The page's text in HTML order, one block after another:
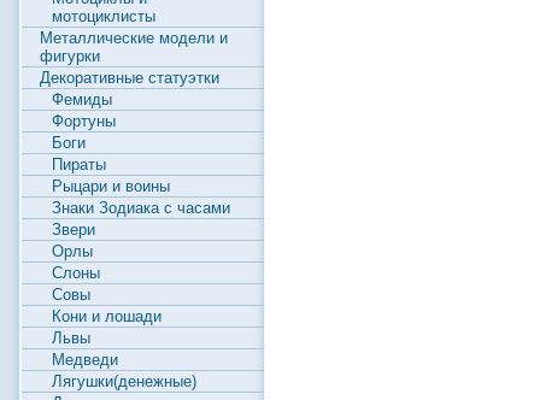
мотоциклисты
Металлические модели и
фигурки
Декоративные статуэтки
Фемиды
Фортуны
Боги
Пираты
Рыцари и воины
Знаки Зодиака с часами
Звери
Орлы
Слоны
Совы
Кони и лошади
Львы
Медведи
Лягушки(денежные)